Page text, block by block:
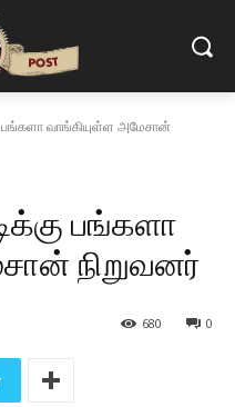
பங்களா வாங்கியுள்ள அமேசான்
பங்களா
நிறுவனர்
0
680